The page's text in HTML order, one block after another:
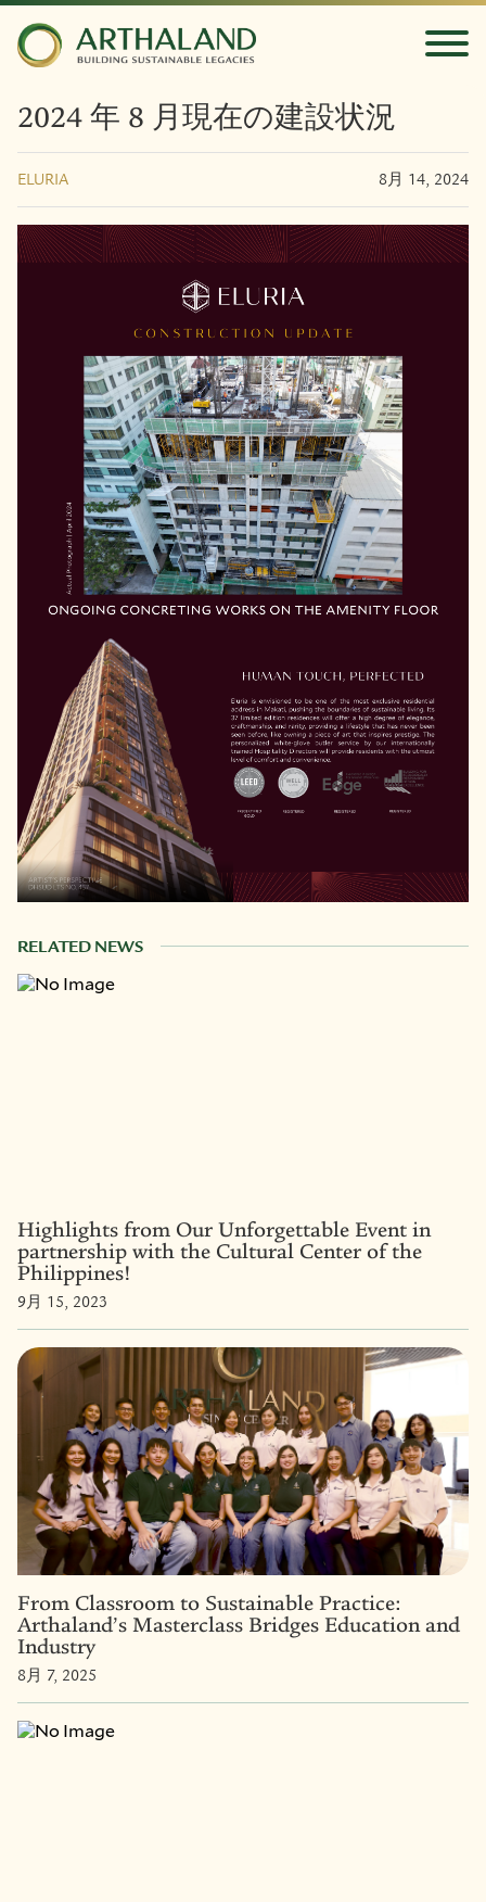
2024 年 8 月現在の建設状況
ELURIA 8月 14, 2024
RELATED NEWS
Highlights from Our Unforgettable Event in
partnership with the Cultural Center of the
Philippines!
9月 15, 2023
From Classroom to Sustainable Practice:
Arthaland’s Masterclass Bridges Education and
Industry
8月 7, 2025